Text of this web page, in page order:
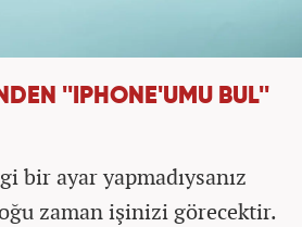
''IPHONE'UMU BUL''
bir ayar yapmadıysanız
zaman işinizi görecektir.